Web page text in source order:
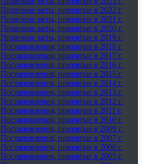
Правовые акты, принятые в 2022 г.
Правовые акты, принятые в 2021 г.
Правовые акты, принятые в 2020 г.
Правовые акты, принятые в 2019 г.
Постановления, принятые в 2018 г.
Постановления, принятые в 2017 г.
Постановления, принятые в 2016 г.
Постановления, принятые в 2015 г.
Постановления, принятые в 2014 г.
Постановления, принятые в 2013 г.
Постановления, принятые в 2012 г.
Постановления, принятые в 2011 г.
Постановления, принятые в 2010 г.
Постановления, принятые в 2009 г.
Постановления, принятые в 2007 г.
Постановления, принятые в 2006 г.
Постановления, принятые в 2005 г.